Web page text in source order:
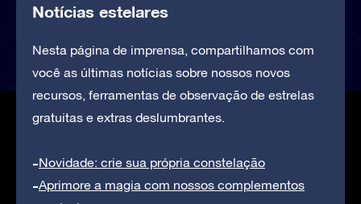
Notícias estelares
Nesta página de imprensa, compartilhamos com
você as últimas notícias sobre nossos novos
recursos, ferramentas de observação de estrelas
gratuitas e extras deslumbrantes.
Novidade: crie sua própria constelação
Aprimore a magia com nossos complementos